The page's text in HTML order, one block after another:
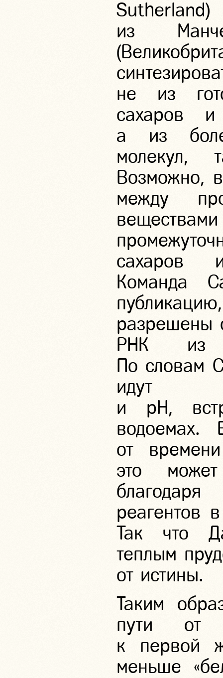
из
не из
сахаров
а из
молекул,
Возможно,
между
сахаров
Команда
разрешены
РНК из
По словам
идут
и pH,
водоемах.
от
это
реагентов
Так что
теплым
от истины.
Таким
пути от
к первой
меньше